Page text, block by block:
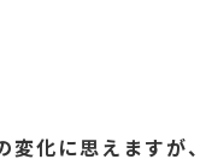
変化に思えますが